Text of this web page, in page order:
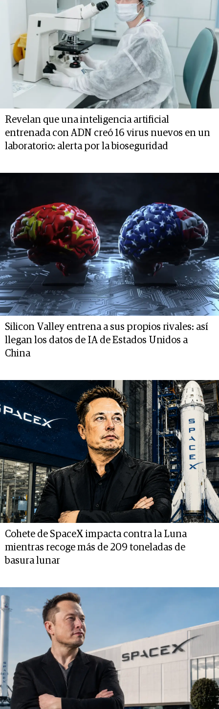
Revelan que una inteligencia artificial
entrenada con ADN creó 16 virus nuevos en un
laboratorio: alerta por la bioseguridad
Silicon Valley entrena a sus propios rivales: así
llegan los datos de IA de Estados Unidos a
China
Cohete de SpaceX impacta contra la Luna
mientras recoge más de 209 toneladas de
basura lunar